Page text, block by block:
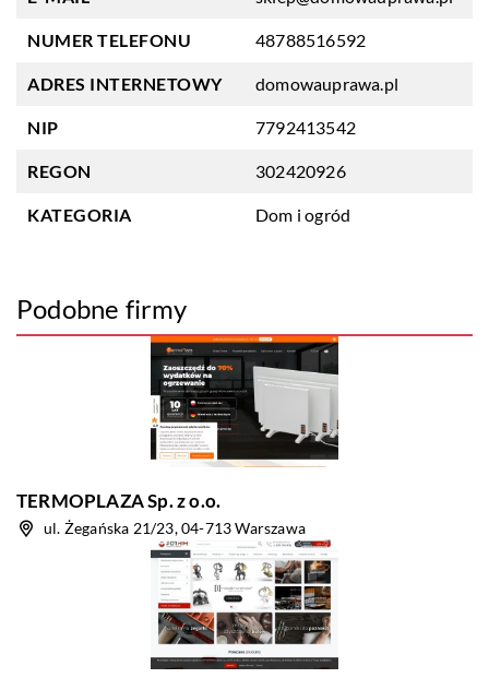
NUMER TELEFONU 48788516592
ADRES INTERNETOWY domowauprawa.pl
NIP 7792413542
REGON 302420926
KATEGORIA Dom i ogród
Podobne firmy
TERMOPLAZA Sp. z o.o.
ul. Żegańska 21/23, 04-713 Warszawa